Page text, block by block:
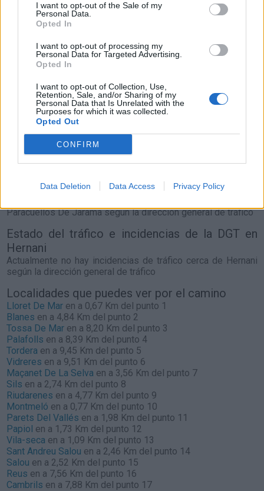
I want to opt-out of the Sale of my
Personal Data.
Opted In
I want to opt-out of processing my
Personal Data for Targeted Advertising.
Opted In
I want to opt-out of Collection, Use,
Retention, Sale, and/or Sharing of my
Personal Data that Is Unrelated with the
Purposes for which it was collected.
Opted Out
CONFIRM
Data Deletion Data Access Privacy Policy
Resumen de datos de la ruta entre Paracuellos
Tipo de
combustible
Precio
por litro
Gasto
Gasto
Gasto
Gasolina 95
0,00€ 0l.- 0,00€ 0l.- 0,00€ 0l.- 0,00€
Gasolina 98
0,00€ 0l.- 0,00€ 0l.
0,00€
Paracuellos De Jarama
Paracuellos De Jaramasegún la dirección general de tráfico
Estado del tráfico e incidencias de la DGT en
Hernani
Actualmente no hay incidencias de tráfico cerca de Hernani
según la dirección general de tráfico
Localidades que puedes ver por el camino
Lloret De Mar en a 0,67 Km del punto 1
Blanes en a 4,84 Km del punto 2
Tossa De Mar en a 8,20 Km del punto 3
Palafolls en a 8,39 Km del punto 4
Tordera en a 9,45 Km del punto 5
Vidreres en a 9,51 Km del punto 6
Maçanet De La Selva en a 3,56 Km del punto 7
Sils en a 2,74 Km del punto 8
Riudarenes en a 4,77 Km del punto 9
Montmeló en a 0,77 Km del punto 10
Parets Del Vallés en a 1,98 Km del punto 11
Papiol en a 1,73 Km del punto 12
Vila-seca en a 1,09 Km del punto 13
Sant Andreu Salou en a 2,46 Km del punto 14
Salou en a 2,52 Km del punto 15
Reus en a 7,56 Km del punto 16
Cambrils en a 7,88 Km del punto 17